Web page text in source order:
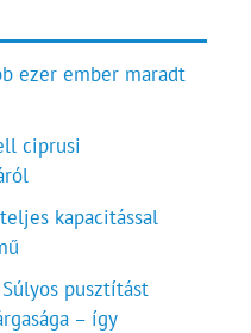
ezer ember maradt
ciprusi
kapacitással
pusztítást
– így